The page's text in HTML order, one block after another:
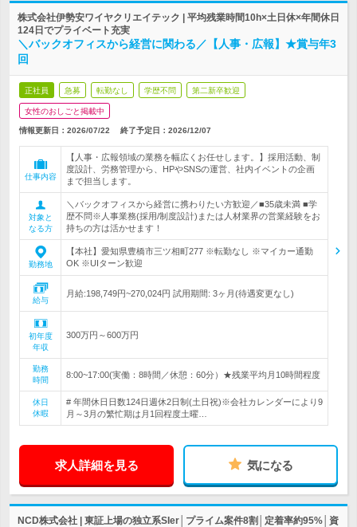
株式会社伊勢安ワイヤクリエイテック | 平均残業時間10h×土日休×年間休日
124日でプライベート充実
＼バックオフィスから経営に関わる／【人事・広報】★賞与年3
回
正社員 急募 転勤なし 学歴不問 第二新卒歓迎
女性のおしごと掲載中
情報更新日：2026/07/22 終了予定日： 2026/12/07
仕事内容
【人事・広報領域の業務を幅広くお任せします。】採用活動、制
度設計、労務管理から、HPやSNSの運営、社内イベントの企画
まで担当します。
対象と
なる方
＼バックオフィスから経営に携わりたい方歓迎／■35歳未満 ■学
歴不問※人事業務(採用/制度設計)または人材業界の営業経験をお
持ちの方は活かせます！
勤務地
【本社】愛知県豊橋市三ツ相町277 ※転勤なし ※マイカー通勤
OK ※UIターン歓迎
給与
月給:198,749円~270,024円 試用期間: 3ヶ月(待遇変更なし)
初年度
年収
300万円～600万円
勤務
時間
8:00~17:00(実働：8時間／休憩：60分）★残業平均月10時間程度
休日
休暇
# 年間休日日数124日週休2日制(土日祝)※会社カレンダーにより9
月～3月の繁忙期は月1回程度土曜…
求人詳細を見る 気になる
NCD株式会社 | 東証上場の独立系SIer│プライム案件8割│定着率約95%│資